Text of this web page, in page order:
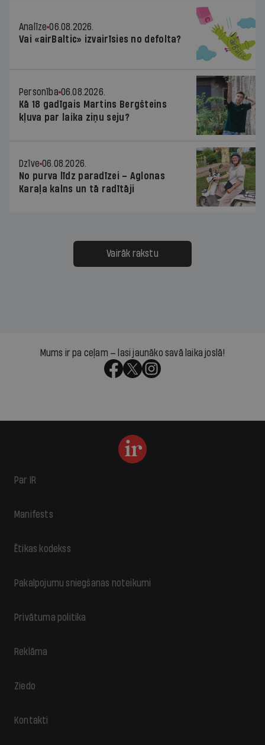
Analīze 06.08.2026.
Vai «airBaltic» izvairīsies no defolta?
Personība 06.08.2026.
Kā 18 gadīgais Martins Bergšteins
kļuva par laika ziņu seju?
Dzīve 06.08.2026.
No purva līdz paradīzei – Aglonas
Karaļa kalns un tā radītāji
Vairāk rakstu
Mums ir pa ceļam — lasi jaunāko savā laika joslā!
Par IR
Manifests
Ētikas kodekss
Pakalpojumu sniegšanas noteikumi
Privātuma politika
Reklāma
Ziedo
Kontakti